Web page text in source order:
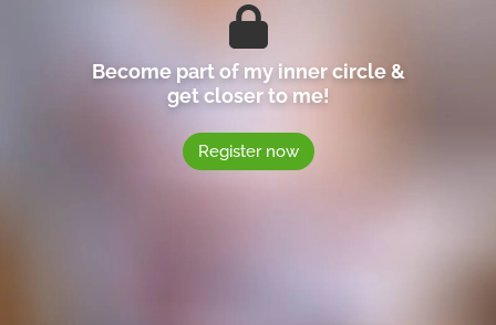
Become part of my inner circle &
get closer to me!
Register now